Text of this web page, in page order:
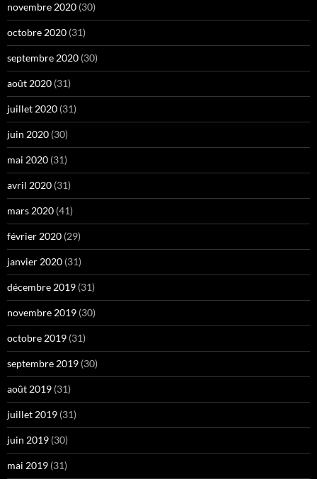
novembre 2020 (30)
octobre 2020 (31)
septembre 2020 (30)
août 2020 (31)
juillet 2020 (31)
juin 2020 (30)
mai 2020 (31)
avril 2020 (31)
mars 2020 (41)
février 2020 (29)
janvier 2020 (31)
décembre 2019 (31)
novembre 2019 (30)
octobre 2019 (31)
septembre 2019 (30)
août 2019 (31)
juillet 2019 (31)
juin 2019 (30)
mai 2019 (31)